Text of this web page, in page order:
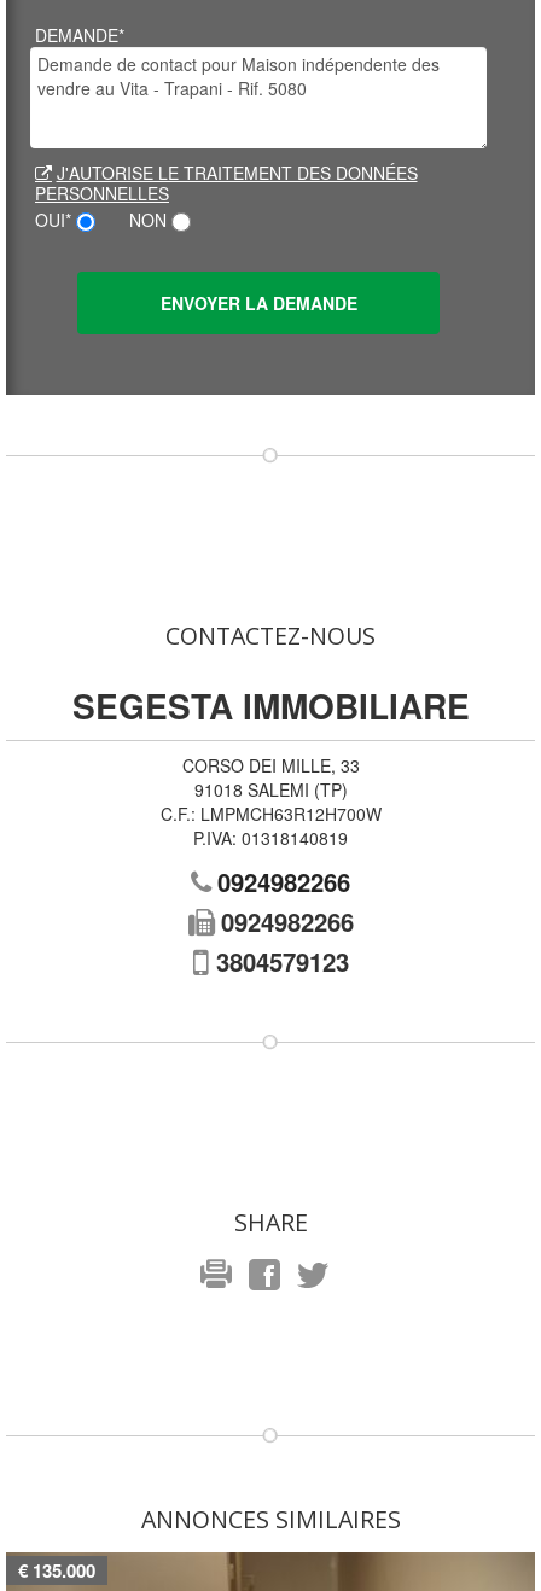
DEMANDE*
J'AUTORISE LE TRAITEMENT DES DONNÉES
PERSONNELLES
OUI*
NON
CONTACTEZ-NOUS
SEGESTA IMMOBILIARE
CORSO DEI MILLE, 33
91018 SALEMI (TP)
C.F.: LMPMCH63R12H700W
P.IVA: 01318140819
0924982266
0924982266
3804579123
SHARE
ANNONCES SIMILAIRES
€ 135.000